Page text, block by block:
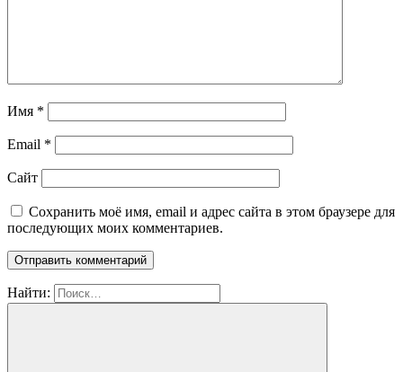
Имя *
Email *
Сайт
Сохранить моё имя, email и адрес сайта в этом браузере для
последующих моих комментариев.
Найти: